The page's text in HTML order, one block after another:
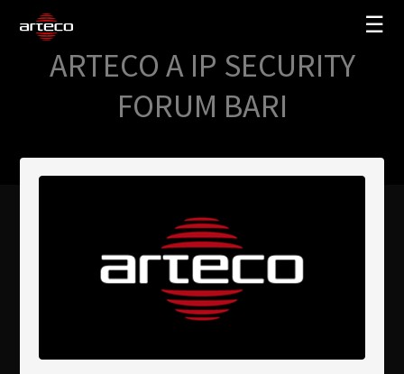
☰
SOLUZIONI
TRAINING
SUPPORTO
ARTECO A IP SECURITY
FORUM BARI